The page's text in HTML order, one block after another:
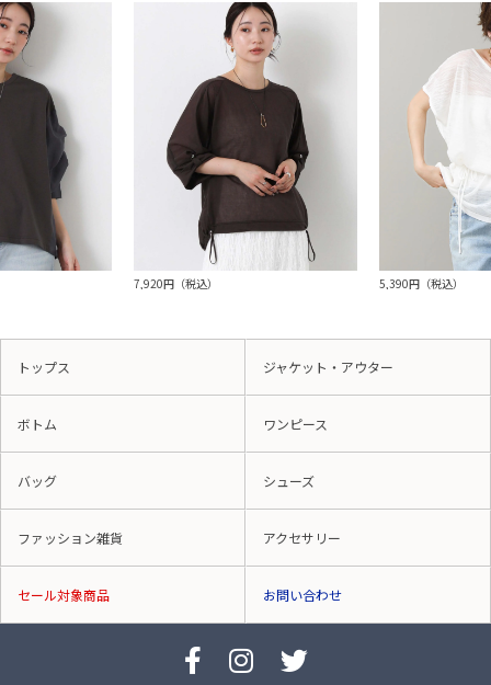
7,920円（税込） 5,390円（税込）
トップス ジャケット・アウター
ボトム ワンピース
バッグ シューズ
ファッション雑貨 アクセサリー
セール対象商品 お問い合わせ